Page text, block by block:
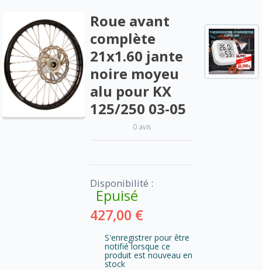
Roue avant
complète
21x1.60 jante
noire moyeu
alu pour KX
125/250 03-05
0 avis
Disponibilité :
Epuisé
427,00 €
S'enregistrer pour être
notifié lorsque ce
produit est nouveau en
stock